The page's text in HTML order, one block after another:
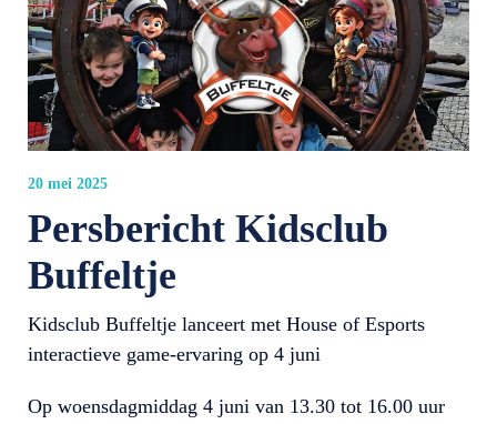
20 mei 2025
Persbericht Kidsclub
Buffeltje
Kidsclub Buffeltje lanceert met House of Esports
interactieve game-ervaring op 4 juni
Op woensdagmiddag 4 juni van 13.30 tot 16.00 uur